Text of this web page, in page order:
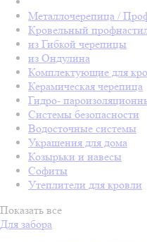
Металлочерепица /
Кровельный
из Гибкой черепицы
из Ондулина
Комплектующие для
Керамическая черепица
Гидро-
Системы безопасности
Водосточные системы
Украшения для дома
Козырьки и навесы
Софиты
Утеплители для кровли
Показать все
Для забора